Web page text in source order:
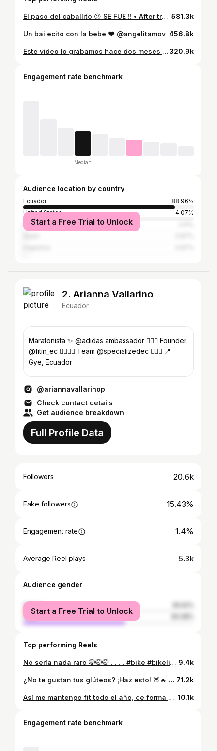
El paso del caballito 😜 SE FUE ‼️ • After training @tao_fitnessclub #elcaballitochallenge #dance #viral 581.3k
Un bailecito con la bebe ❤️ @angelitamov 456.8k
Este video lo grabamos hace dos meses exactamente jajaja nuestra experiencia probando el pepinillo con chamoy QUIEREN SEGUNDA PARTE??? @miami_inec320.9k
Engagement rate benchmark
Median
Audience location by country
Ecuador
88.96%
United States
4.07%
Mexico
Start a Free Trial to Unlock
2. Arianna Vallarino
Ecuador
Maratonista ✨ @adidas ambassador 🏃🏼‍♀️ Founder
@fitin_ec 🏋🏼‍♀️💕 Team @specializedec 🚴🏼‍♀️ 📍
Gye, Ecuador
@ariannavallarinop
Check contact details
Get audience breakdown
Full Profile Data
Followers 20.6k
Fake followers 15.43%
Engagement rate 1.4%
Average Reel plays 5.3k
Audience gender
female
male
Start a Free Trial to Unlock
Top performing Reels
No sería nada raro 🤭🤭🤭 . . . . #bike #bikelife #biker #sportsaddict #humor 9.4k
¿No te gustan tus glúteos? ¡Haz esto! 🍑🔥 Con solo un par de mancuernas puedes transformar tus piernas y glúteos desde casa — sin máquinas, sin excusas. 👉 Enfócate en ejercicios clave: sentadillas, zancadas, peso muerto rumano, hip thrusts y step-ups. 👉 Hazlos lentos, con control, buena técnica y enfoque en el rango completo. 👉 Aumenta el reto cada semana: más peso o tempo más lento. Y sobre todo… hazlo constante. El cambio viene con disciplina, no con suerte 💪 #gluteos #piernasfuertes #entrenamientointeligente #mancuernas #fitnessencasa #rutinaencasa #transformación #fuerza #tonificación #gluteday #sinexcusas #fyp #fitgoals #ejerciciofuncional #cuerpofit 71.2k
Así me mantengo fit todo el año, de forma saludable y sin volverme loco 🔥🏠 Rutina en casa para bajar la panza ¡sin saltos! (ideal si tienes sobrepeso o cuidas tus rodillas 🙌) 💡 Mis 5 reglas que SÍ funcionan: ✅ Hago fuerza (a más músculo, más grasa quemas) ✅ Combino con cardio moderado ✅ Como en déficit calórico (como menos de lo que gasto, sin dejar de nutrirme) ✅ Descanso al menos 8 horas diarias (sin descanso no hay progreso) ✅ Me muevo todos los días, aunque sea con una caminata No es magia, es constancia y sentido común. 💪 Guarda esta rutina, hazla con calma… pero hazla. #BajarLaPanza #DéficitCalórico #RutinaSinSaltos #FitnessReal #EjercicioEnCasa #FuerzaYCardio #EstiloDeVidaSaludable #Fitness #SinExcusas #DescansaYEntrena #Calistenia #Gym 10.1k
Engagement rate benchmark